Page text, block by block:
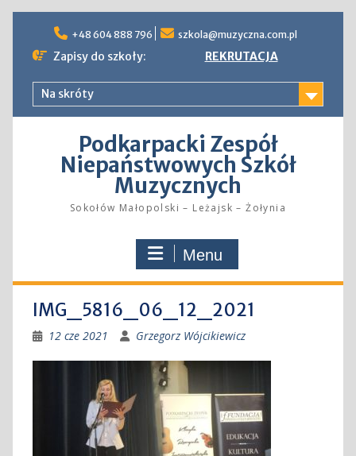
content
+48 604 888 796 szkola@muzyczna.com.pl
Zapisy do szkoły: REKRUTACJA
Na skróty
Podkarpacki Zespół
Niepaństwowych Szkół
Muzycznych
Sokołów Małopolski – Leżajsk – Żołynia
Menu
IMG_5816_06_12_2021
12 cze 2021 Grzegorz Wójcikiewicz